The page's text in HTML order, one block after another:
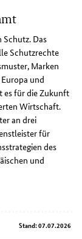
Das
Schutzrechte
Marken
und
es für die Zukunft
Wirtschaft.
an drei
für
des
und
Stand: 07.07.2026